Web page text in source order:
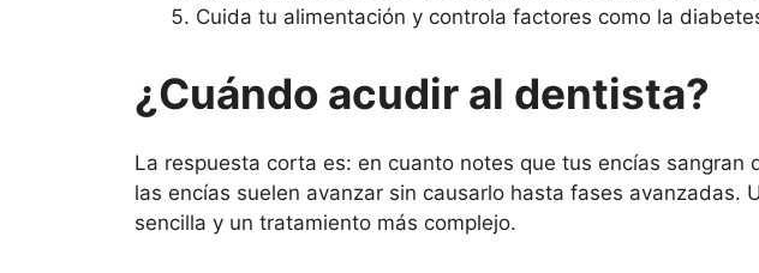
Cuida tu alimentación y controla factores como la
¿Cuándo acudir al dentista?
La respuesta corta es: en cuanto notes que tus encías
las encías suelen avanzar sin causarlo hasta fases
sencilla y un tratamiento más complejo.